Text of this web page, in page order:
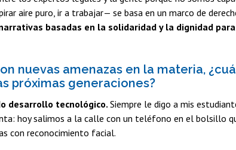
aire puro, ir a trabajar— se basa en un marco de
basadas en la solidaridad y la dignidad
nuevas amenazas en la materia,
próximas generaciones?
desarrollo tecnológico. Siempre le digo a mis
hoy salimos a la calle con un teléfono en el bolsillo
con reconocimiento facial.